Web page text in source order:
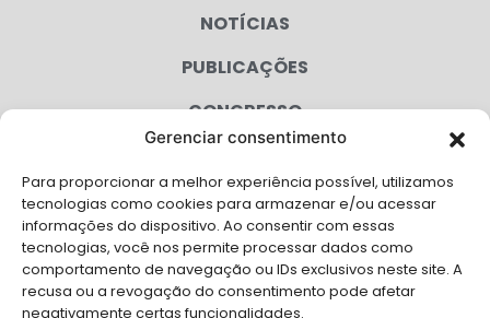
Gerenciar consentimento
Para proporcionar a melhor experiência possível, utilizamos
tecnologias como cookies para armazenar e/ou acessar
informações do dispositivo. Ao consentir com essas
tecnologias, você nos permite processar dados como
comportamento de navegação ou IDs exclusivos neste site. A
recusa ou a revogação do consentimento pode afetar
negativamente certas funcionalidades.
NOTÍCIAS
PUBLICAÇÕES
CONGRESSO
CAMPANHAS
SERVIÇOS
FILIADAS